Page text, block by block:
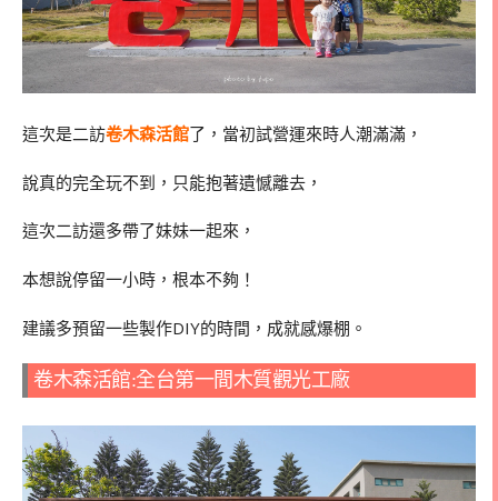
這次是二訪卷木森活館了，當初試營運來時人潮滿滿，
說真的完全玩不到，只能抱著遺憾離去，
這次二訪還多帶了妹妹一起來，
本想說停留一小時，根本不夠！
建議多預留一些製作DIY的時間，成就感爆棚。
卷木森活館:全台第一間木質觀光工廠